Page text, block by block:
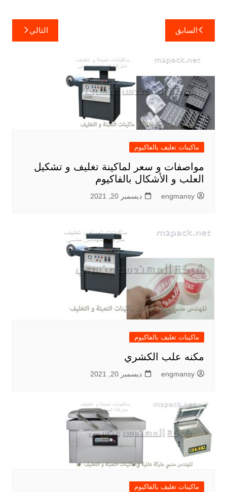
تصفّح
المقالات
السابق التالي
ماكينات تغليف بالفاكيوم
مواصفات و سعر لماكينة تغليف و تشكيل
العلب و الأشكال بالفاكيوم
engmansy ديسمبر 20, 2021
ماكينات تغليف بالفاكيوم
مكنه علب الكشري
engmansy ديسمبر 20, 2021
ماكينات تغليف بالفاكيوم